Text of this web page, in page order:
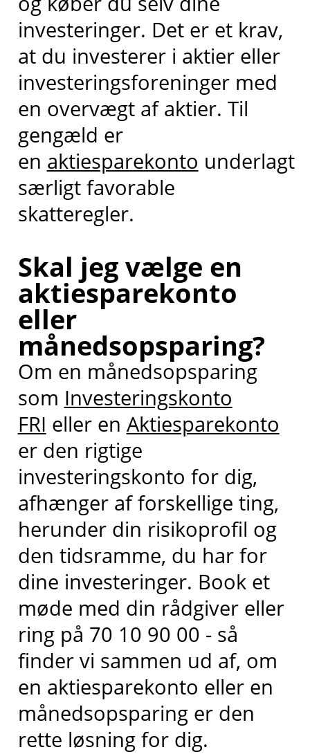
investeringer. Det er et krav,
at du investerer i aktier eller
investeringsforeninger med
en overvægt af aktier. Til
gengæld er
en aktiesparekonto underlagt
særligt favorable
skatteregler.
Skal jeg vælge en
aktiesparekonto
eller
månedsopsparing?
Om en månedsopsparing
som Investeringskonto
FRI eller en Aktiesparekonto
er den rigtige
investeringskonto for dig,
afhænger af forskellige ting,
herunder din risikoprofil og
den tidsramme, du har for
dine investeringer. Book et
møde med din rådgiver eller
ring på 70 10 90 00 - så
finder vi sammen ud af, om
en aktiesparekonto eller en
månedsopsparing er den
rette løsning for dig.